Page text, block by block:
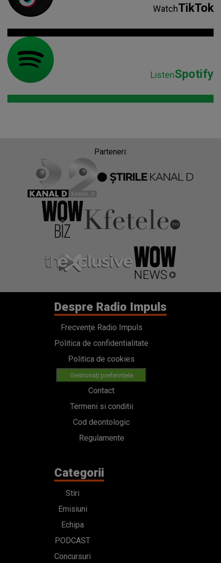
WatchTikTok
ListenSpotify
Parteneri:
Despre Radio Impuls
Frecvențe Radio Impuls
Politica de confidentialitate
Politica de cookies
Gestionați preferințele
Contact
Termeni si conditii
Cod deontologic
Regulamente
Categorii
Stiri
Emisiuni
Echipa
PODCAST
Concursuri